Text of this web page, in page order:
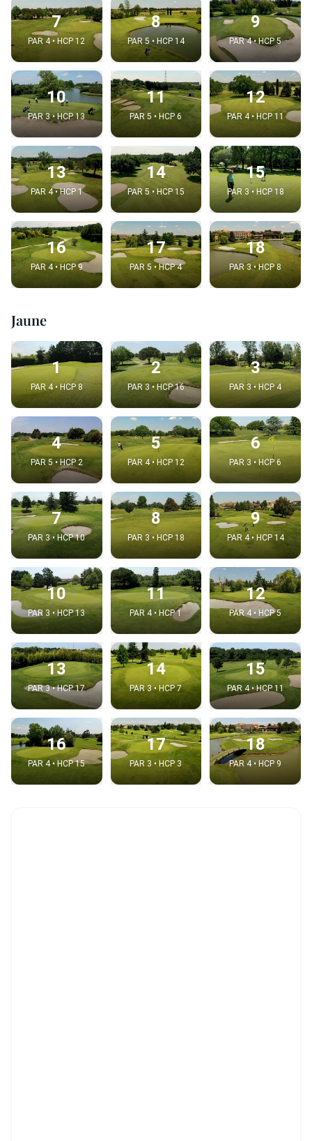
7
PAR 4 • HCP 12
8
PAR 5 • HCP 14
9
PAR 4 • HCP 5
10
PAR 3 • HCP 13
11
PAR 5 • HCP 6
12
PAR 4 • HCP 11
13
PAR 4 • HCP 1
14
PAR 5 • HCP 15
15
PAR 3 • HCP 18
16
PAR 4 • HCP 9
17
PAR 5 • HCP 4
18
PAR 3 • HCP 8
Jaune
1
PAR 4 • HCP 8
2
PAR 3 • HCP 16
3
PAR 3 • HCP 4
4
PAR 5 • HCP 2
5
PAR 4 • HCP 12
6
PAR 3 • HCP 6
7
PAR 3 • HCP 10
8
PAR 3 • HCP 18
9
PAR 4 • HCP 14
10
PAR 3 • HCP 13
11
PAR 4 • HCP 1
12
PAR 4 • HCP 5
13
PAR 3 • HCP 17
14
PAR 3 • HCP 7
15
PAR 4 • HCP 11
16
PAR 4 • HCP 15
17
PAR 3 • HCP 3
18
PAR 4 • HCP 9